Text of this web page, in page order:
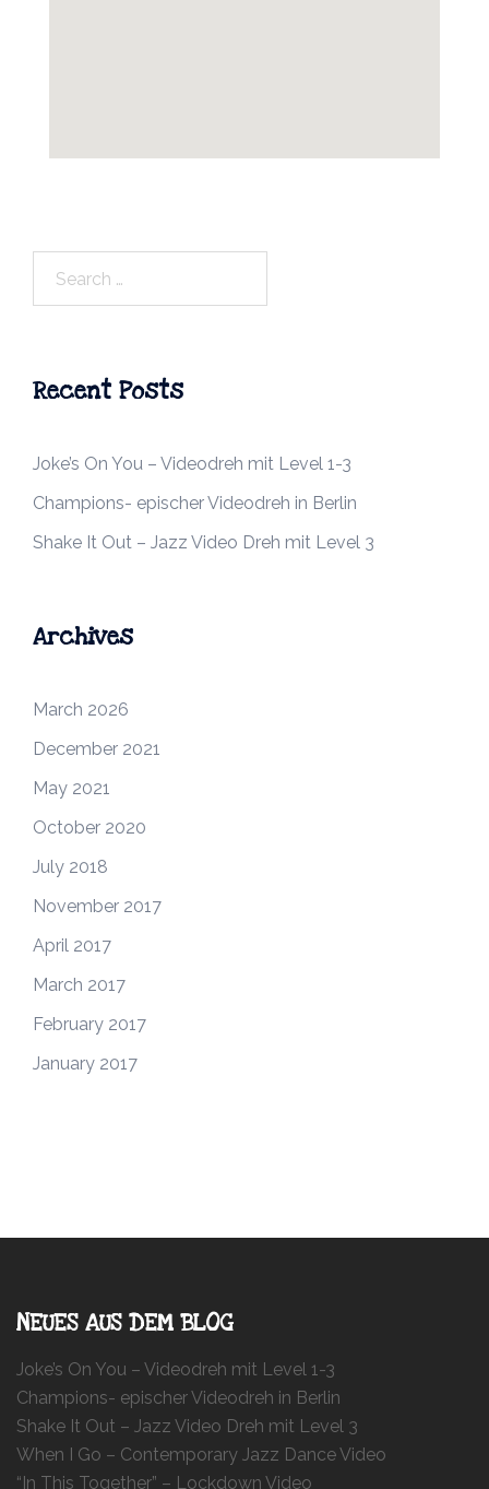
Recent Posts
Joke’s On You – Videodreh mit Level 1-3
Champions- epischer Videodreh in Berlin
Shake It Out – Jazz Video Dreh mit Level 3
Archives
March 2026
December 2021
May 2021
October 2020
July 2018
November 2017
April 2017
March 2017
February 2017
January 2017
NEUES AUS DEM BLOG
Joke’s On You – Videodreh mit Level 1-3
Champions- epischer Videodreh in Berlin
Shake It Out – Jazz Video Dreh mit Level 3
When I Go – Contemporary Jazz Dance Video
“In This Together” – Lockdown Video